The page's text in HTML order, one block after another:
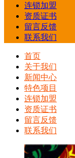
连锁加盟
资质证书
留言反馈
联系我们
首页
关于我们
新闻中心
特色项目
连锁加盟
资质证书
留言反馈
联系我们